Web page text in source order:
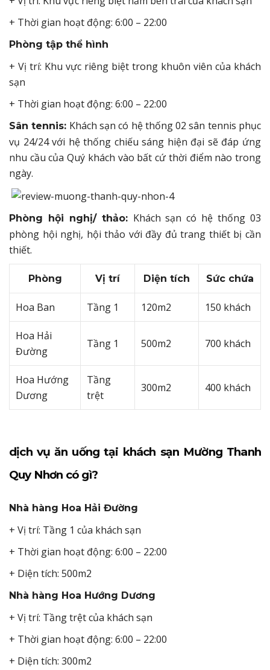
+ Thời gian hoạt động: 6:00 – 22:00
Phòng tập thể hình
+ Vị trí: Khu vực riêng biệt trong khuôn viên của khách
sạn
+ Thời gian hoạt động: 6:00 – 22:00
Sân tennis: Khách sạn có hệ thống 02 sân tennis phục
vụ 24/24 với hệ thống chiếu sáng hiện đại sẽ đáp ứng
nhu cầu của Quý khách vào bất cứ thời điểm nào trong
ngày.
Phòng hội nghị/ thảo: Khách sạn có hệ thống 03
phòng hội nghị, hội thảo với đầy đủ trang thiết bị cần
thiết.
Phòng Vị trí Diện tích Sức chứa
Hoa Ban Tầng 1 120m2 150 khách
Hoa Hải
Đường
Tầng 1 500m2 700 khách
Hoa Hướng
Dương
Tầng
trệt
300m2 400 khách
dịch vụ ăn uống tại khách sạn Mường Thanh
Quy Nhơn có gì?
Nhà hàng Hoa Hải Đường
+ Vị trí: Tầng 1 của khách sạn
+ Thời gian hoạt động: 6:00 – 22:00
+ Diện tích: 500m2
Nhà hàng Hoa Hướng Dương
+ Vị trí: Tầng trệt của khách sạn
+ Thời gian hoạt động: 6:00 – 22:00
+ Diện tích: 300m2